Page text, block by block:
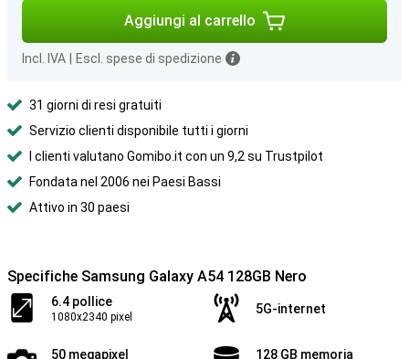
Aggiungi al carrello
Incl. IVA Escl. spese di spedizione
31 giorni di resi gratuiti
Servizio clienti disponibile tutti i giorni
I clienti valutano Gomibo.it con un 9,2 su Trustpilot
Fondata nel 2006 nei Paesi Bassi
Attivo in 30 paesi
Specifiche Samsung Galaxy A54 128GB Nero
6.4 pollice
1080x2340 pixel
5G-internet
50 megapixel 128 GB memoria